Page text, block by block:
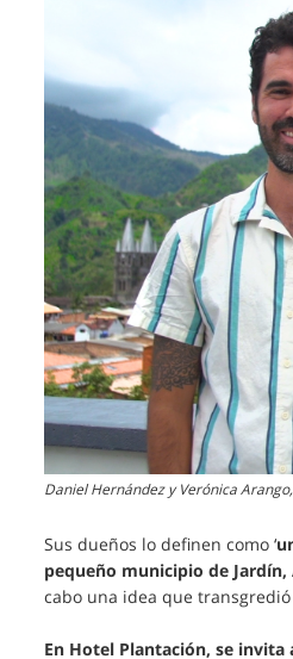
Daniel Hernández y Verónica
Sus dueños lo definen como ‘
pequeño municipio de
cabo una idea que
En Hotel Plantación, se